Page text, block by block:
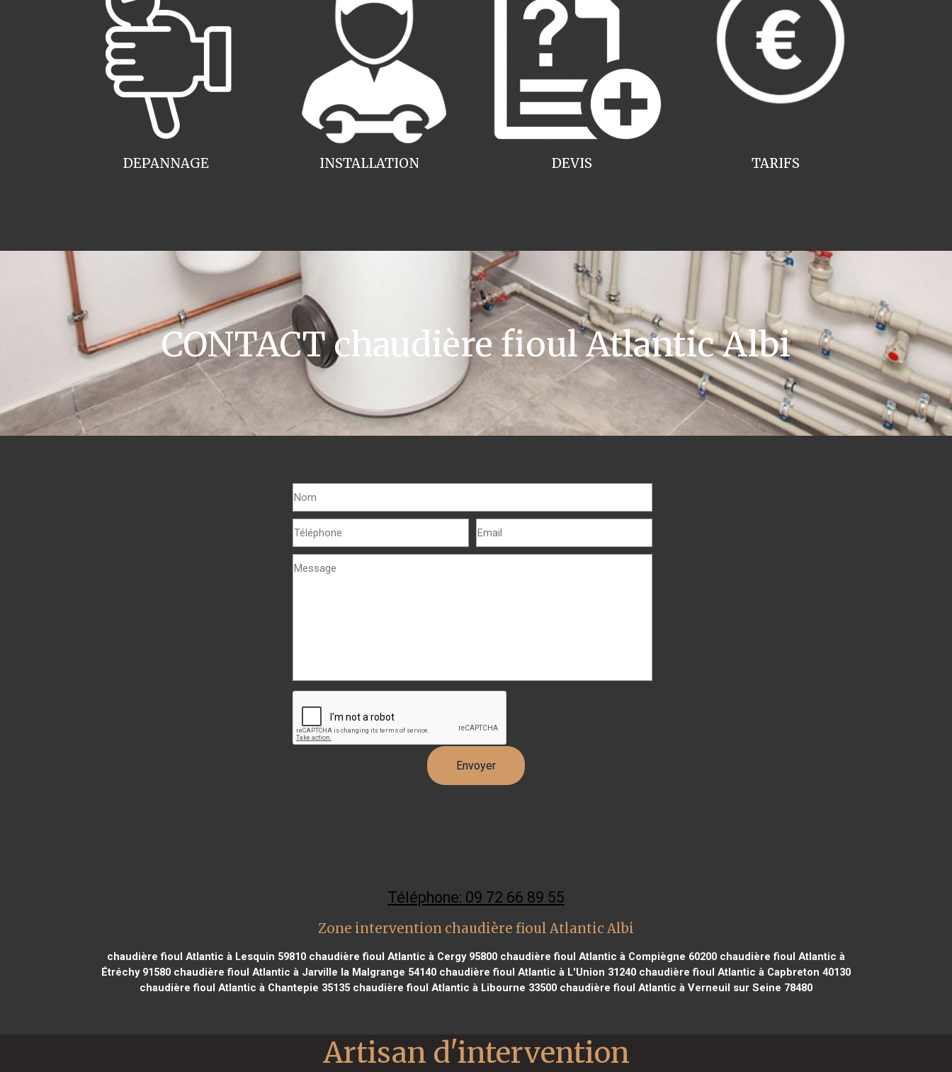
INSTALLATION
DEPANNAGE TARIFS
DEVIS
CONTACT chaudière fioul Atlantic Albi
Téléphone: 09 72 66 89 55
Zone intervention chaudière fioul Atlantic Albi
chaudière fioul Atlantic à Lesquin 59810 chaudière fioul Atlantic à Cergy 95800 chaudière fioul Atlantic à Compiègne 60200 chaudière fioul Atlantic à
Étréchy 91580 chaudière fioul Atlantic à Jarville la Malgrange 54140 chaudière fioul Atlantic à L'Union 31240 chaudière fioul Atlantic à Capbreton 40130
chaudière fioul Atlantic à Chantepie 35135 chaudière fioul Atlantic à Libourne 33500 chaudière fioul Atlantic à Verneuil sur Seine 78480
Artisan d'intervention